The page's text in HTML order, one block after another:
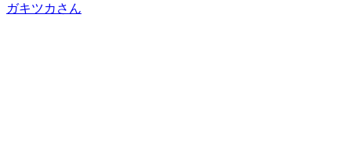
ガキツカ さん